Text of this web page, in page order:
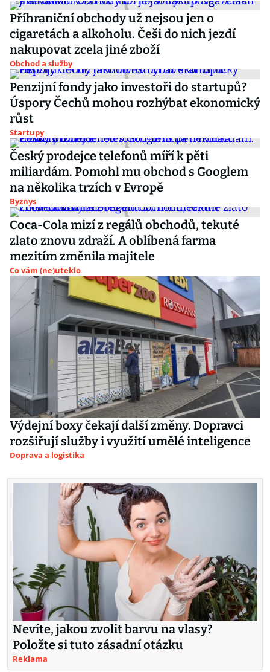
Příhraniční obchody už nejsou jen o
cigaretách a alkoholu. Češi do nich jezdí
nakupovat zcela jiné zboží
Obchod a služby
Penzijní fondy jako investoři do startupů?
Úspory Čechů mohou rozhýbat ekonomický
růst
Startupy
Český prodejce telefonů míří k pěti
miliardám. Pomohl mu obchod s Googlem
na několika trzích v Evropě
Byznys
Coca-Cola mizí z regálů obchodů, tekuté
zlato znovu zdraží. A oblíbená farma
mezitím změnila majitele
Co vám (ne)uteklo
Výdejní boxy čekají další změny. Dopravci
rozšiřují služby i využití umělé inteligence
Doprava a logistika
Nevíte, jakou zvolit barvu na vlasy?
Položte si tuto zásadní otázku
Reklama